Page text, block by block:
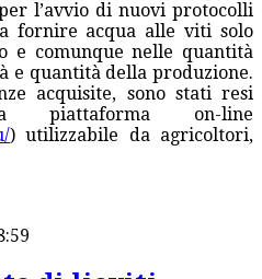
l’avvio di nuovi protocolli
fornire acqua alle viti solo
e comunque nelle quantità
e quantità della produzione.
acquisite, sono stati resi
piattaforma on-line
) utilizzabile da agricoltori,